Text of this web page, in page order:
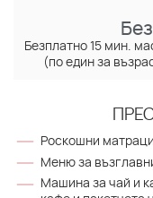
Безплатно 15 мин.
(по един за
Роскошни
Меню за
Машина за чай и